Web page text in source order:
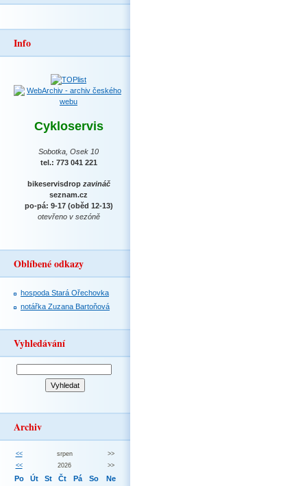
Info
Cykloservis
Sobotka, Osek 10
tel.: 773 041 221
bikeservisdrop zavináč
seznam.cz
po-pá: 9-17 (oběd 12-13)
otevřeno v sezóně
Oblíbené odkazy
hospoda Stará Ořechovka
notářka Zuzana Bartoňová
Vyhledávání
Archiv
<< srpen
>>
<<
2026 >>
Po Út St Čt Pá So Ne